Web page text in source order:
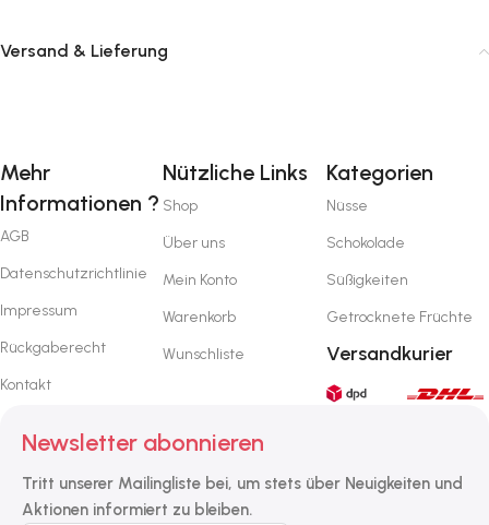
Versand & Lieferung
Mehr
Informationen ?
AGB
Datenschutzrichtlinie
Impressum
Rückgaberecht
Kontakt
Nützliche Links
Shop
Über uns
Mein Konto
Warenkorb
Wunschliste
Kategorien
Nüsse
Schokolade
Süßigkeiten
Getrocknete Früchte
Versandkurier
Newsletter abonnieren
Tritt unserer Mailingliste bei, um stets über Neuigkeiten und
Aktionen informiert zu bleiben.